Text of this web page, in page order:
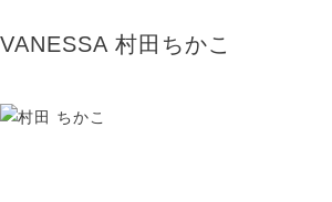
VANESSA 村田ちかこ